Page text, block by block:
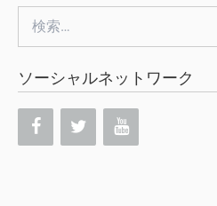
索:
ソーシャルネットワーク